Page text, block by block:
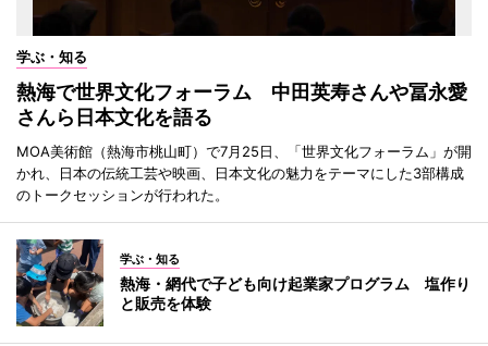
学ぶ・知る
熱海で世界文化フォーラム 中田英寿さんや冨永愛
さんら日本文化を語る
MOA美術館（熱海市桃山町）で7月25日、「世界文化フォーラム」が開
かれ、日本の伝統工芸や映画、日本文化の魅力をテーマにした3部構成
のトークセッションが行われた。
学ぶ・知る
熱海・網代で子ども向け起業家プログラム 塩作り
と販売を体験